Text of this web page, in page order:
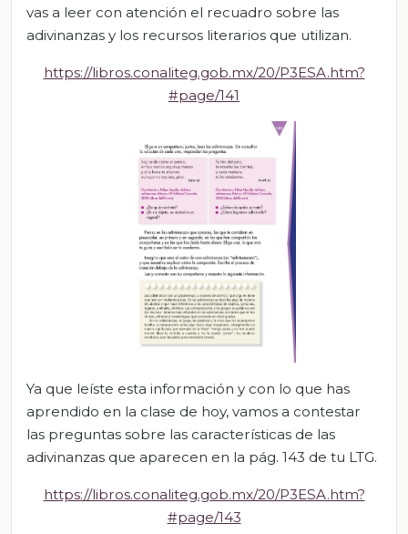
vas a leer con atención el recuadro sobre las
adivinanzas y los recursos literarios que utilizan.
https://libros.conaliteg.gob.mx/20/P3ESA.htm?
#page/141
Ya que leíste esta información y con lo que has
aprendido en la clase de hoy, vamos a contestar
las preguntas sobre las características de las
adivinanzas que aparecen en la pág. 143 de tu LTG.
https://libros.conaliteg.gob.mx/20/P3ESA.htm?
#page/143